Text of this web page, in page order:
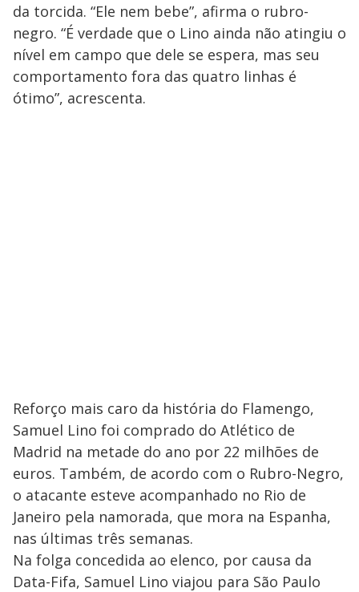
da torcida. “Ele nem bebe”, afirma o rubro-
negro. “É verdade que o Lino ainda não atingiu o
nível em campo que dele se espera, mas seu
comportamento fora das quatro linhas é
ótimo”, acrescenta.
Reforço mais caro da história do Flamengo,
Samuel Lino foi comprado do Atlético de
Madrid na metade do ano por 22 milhões de
euros. Também, de acordo com o Rubro-Negro,
o atacante esteve acompanhado no Rio de
Janeiro pela namorada, que mora na Espanha,
nas últimas três semanas.
Na folga concedida ao elenco, por causa da
Data-Fifa, Samuel Lino viajou para São Paulo